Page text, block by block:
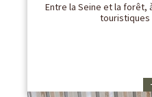
Entre la Seine et la forêt,
touristiques